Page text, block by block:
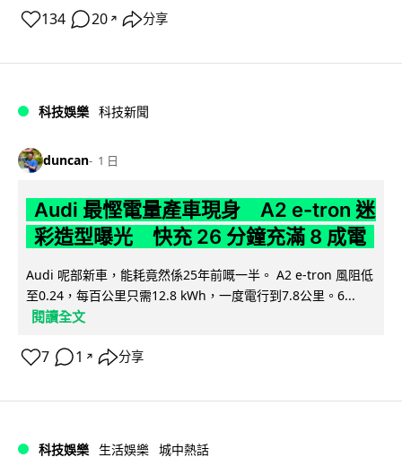
134 20 ↗ 分享
科技娛樂 科技新聞
duncan 1 日
Audi 最慳電量產車現身 A2 e-tron 迷
彩造型曝光 快充 26 分鐘充滿 8 成電
Audi 呢部新車，能耗竟然係25年前嘅一半。 A2 e-tron 風阻低
至0.24，每百公里只需12.8 kWh，一度電行到7.8公里。6...
閱讀全文
7 1 ↗ 分享
科技娛樂 生活娛樂 城中熱話